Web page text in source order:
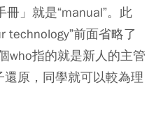
」就是“manual”。此
technology”前面省略了
who指的就是新人的主管
原，同學就可以較為理